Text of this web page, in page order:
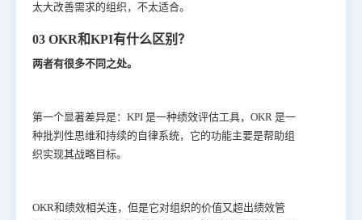
太大改善需求的组织，不太适合。
03 OKR和KPI有什么区别？
两者有很多不同之处。
第一个显著差异是：KPI 是一种绩效评估工具，OKR 是一
种批判性思维和持续的自律系统，它的功能主要是帮助组
织实现其战略目标。
OKR和绩效相关连，但是它对组织的价值又超出绩效管